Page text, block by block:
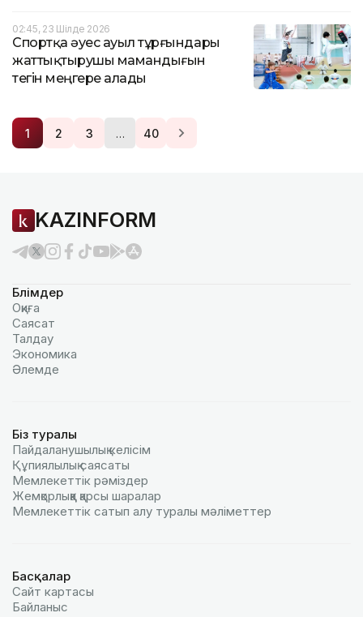
02:45, 23 Шілде 2026
Cпортқа әуес ауыл тұрғындары
жаттықтырушы мамандығын
тегін меңгере алады
1 2 3 … 40
KAZINFORM
Бөлімдер
Оқиға
Саясат
Талдау
Экономика
Әлемде
Біз туралы
Пайдаланушылық келiciм
Құпиялылық саясаты
Мемлекеттік рәміздер
Жемқорлыққа қарсы шаралар
Мемлекеттік сатып алу туралы мәлiметтер
Басқалар
Сайт картасы
Байланыс